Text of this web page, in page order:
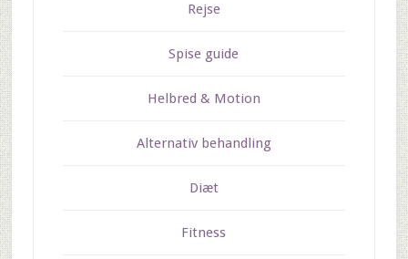
Rejse
Spise guide
Helbred & Motion
Alternativ behandling
Diæt
Fitness